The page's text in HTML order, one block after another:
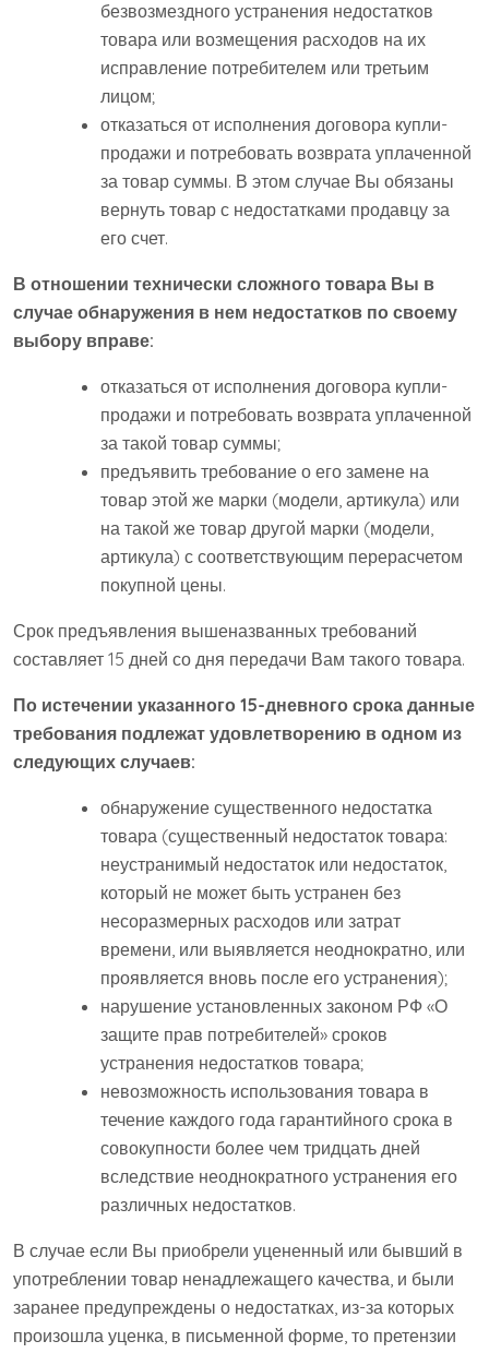
безвозмездного устранения недостатков
товара или возмещения расходов на их
исправление потребителем или третьим
лицом;
отказаться от исполнения договора купли-
продажи и потребовать возврата уплаченной
за товар суммы. В этом случае Вы обязаны
вернуть товар с недостатками продавцу за
его счет.
В отношении технически сложного товара Вы в
случае обнаружения в нем недостатков по своему
выбору вправе:
отказаться от исполнения договора купли-
продажи и потребовать возврата уплаченной
за такой товар суммы;
предъявить требование о его замене на
товар этой же марки (модели, артикула) или
на такой же товар другой марки (модели,
артикула) с соответствующим перерасчетом
покупной цены.
Срок предъявления вышеназванных требований
составляет 15 дней со дня передачи Вам такого товара.
По истечении указанного 15-дневного срока данные
требования подлежат удовлетворению в одном из
следующих случаев:
обнаружение существенного недостатка
товара (существенный недостаток товара:
неустранимый недостаток или недостаток,
который не может быть устранен без
несоразмерных расходов или затрат
времени, или выявляется неоднократно, или
проявляется вновь после его устранения);
нарушение установленных законом РФ «О
защите прав потребителей» сроков
устранения недостатков товара;
невозможность использования товара в
течение каждого года гарантийного срока в
совокупности более чем тридцать дней
вследствие неоднократного устранения его
различных недостатков.
В случае если Вы приобрели уцененный или бывший в
употреблении товар ненадлежащего качества, и были
заранее предупреждены о недостатках, из-за которых
произошла уценка, в письменной форме, то претензии